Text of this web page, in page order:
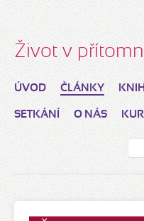
Život v
ÚVOD ČLÁNKY
SETKÁNÍ O NÁS